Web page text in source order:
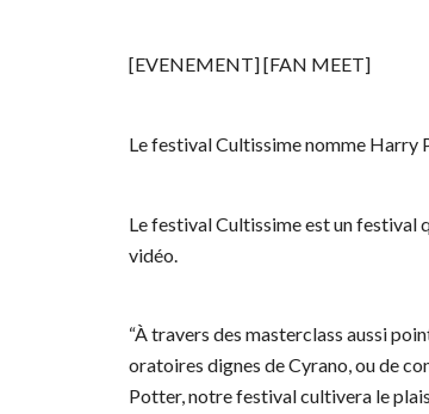
[EVENEMENT] [FAN MEET]
Le festival Cultissime nomme Harry
Le festival Cultissime est un festival
vidéo.
“À travers des masterclass aussi
oratoires dignes de Cyrano, ou de
Potter, notre festival cultivera le